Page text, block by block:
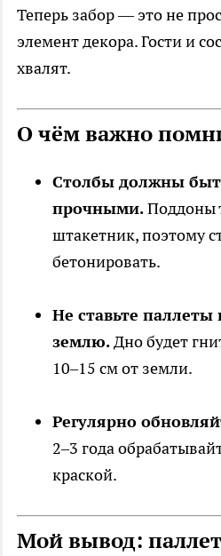
Теперь забор — это не
элемент декора. Гости и
хвалят.
О чём важно
Столбы должны
прочными.Поддоны
штакетник, поэтому
бетонировать.
Не ставьте
землю.Дно будет
10–15 см от земли.
Регулярно
2–3 года
краской.
Мой вывод: